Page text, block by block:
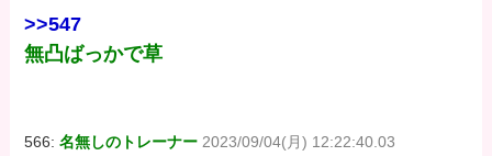
>>547
無凸ばっかで草
566:名無しのトレーナー 2023/09/04(月) 12:22:40.03